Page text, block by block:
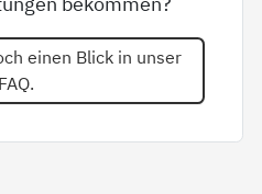
einen Blick in unser
FAQ.